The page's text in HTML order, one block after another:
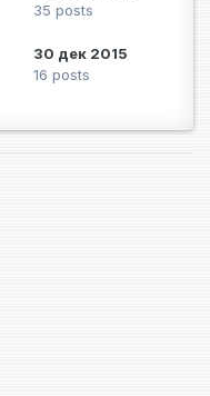
35 posts
30 дек 2015
16 posts